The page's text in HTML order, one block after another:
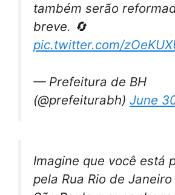
também serão
breve. 🔄
pic.twitter.com/
— Prefeitura de BH
(@prefeiturabh) June
Imagine que você está
pela Rua Rio de Janeiro